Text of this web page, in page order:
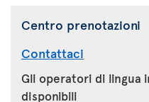
Centro prenotazioni
Contattaci
Gli operatori di lingua
disponibili